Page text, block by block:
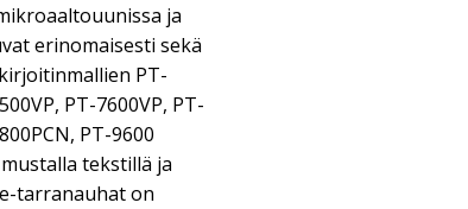
ja
erinomaisesti sekä
PT-
PT-7600VP, PT-
PT-9600
tekstillä ja
tarranauhat on